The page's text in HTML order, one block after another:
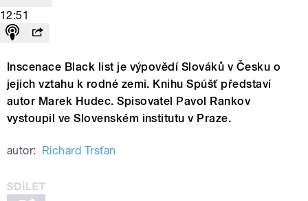
12:51
Inscenace Black list je výpovědí Slováků v Česku o
jejich vztahu k rodné zemi. Knihu Spúšť představí
autor Marek Hudec. Spisovatel Pavol Rankov
vystoupil ve Slovenském institutu v Praze.
autor: Richard Trsťan